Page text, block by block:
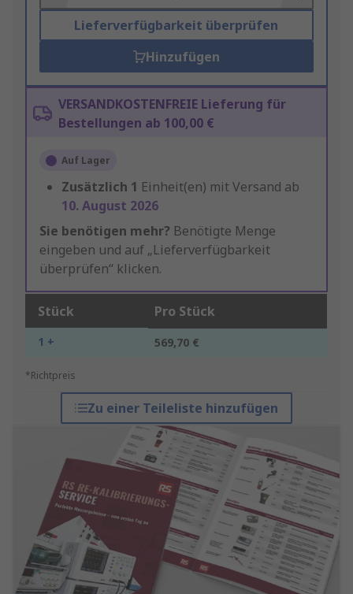
Lieferverfügbarkeit überprüfen
Hinzufügen
VERSANDKOSTENFREIE Lieferung für
Bestellungen ab 100,00 €
Auf Lager
Zusätzlich 1 Einheit(en) mit Versand ab
10. August 2026
Sie benötigen mehr? Benötigte Menge
eingeben und auf „Lieferverfügbarkeit
überprüfen“ klicken.
Stück Pro Stück
1 + 569,70 €
*Richtpreis
Zu einer Teileliste hinzufügen